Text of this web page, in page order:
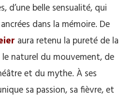
d’une belle sensualité, qui
dans la mémoire. De
aura retenu la pureté de la
naturel du mouvement, de
et du mythe. À ses
sa passion, sa fièvre, et